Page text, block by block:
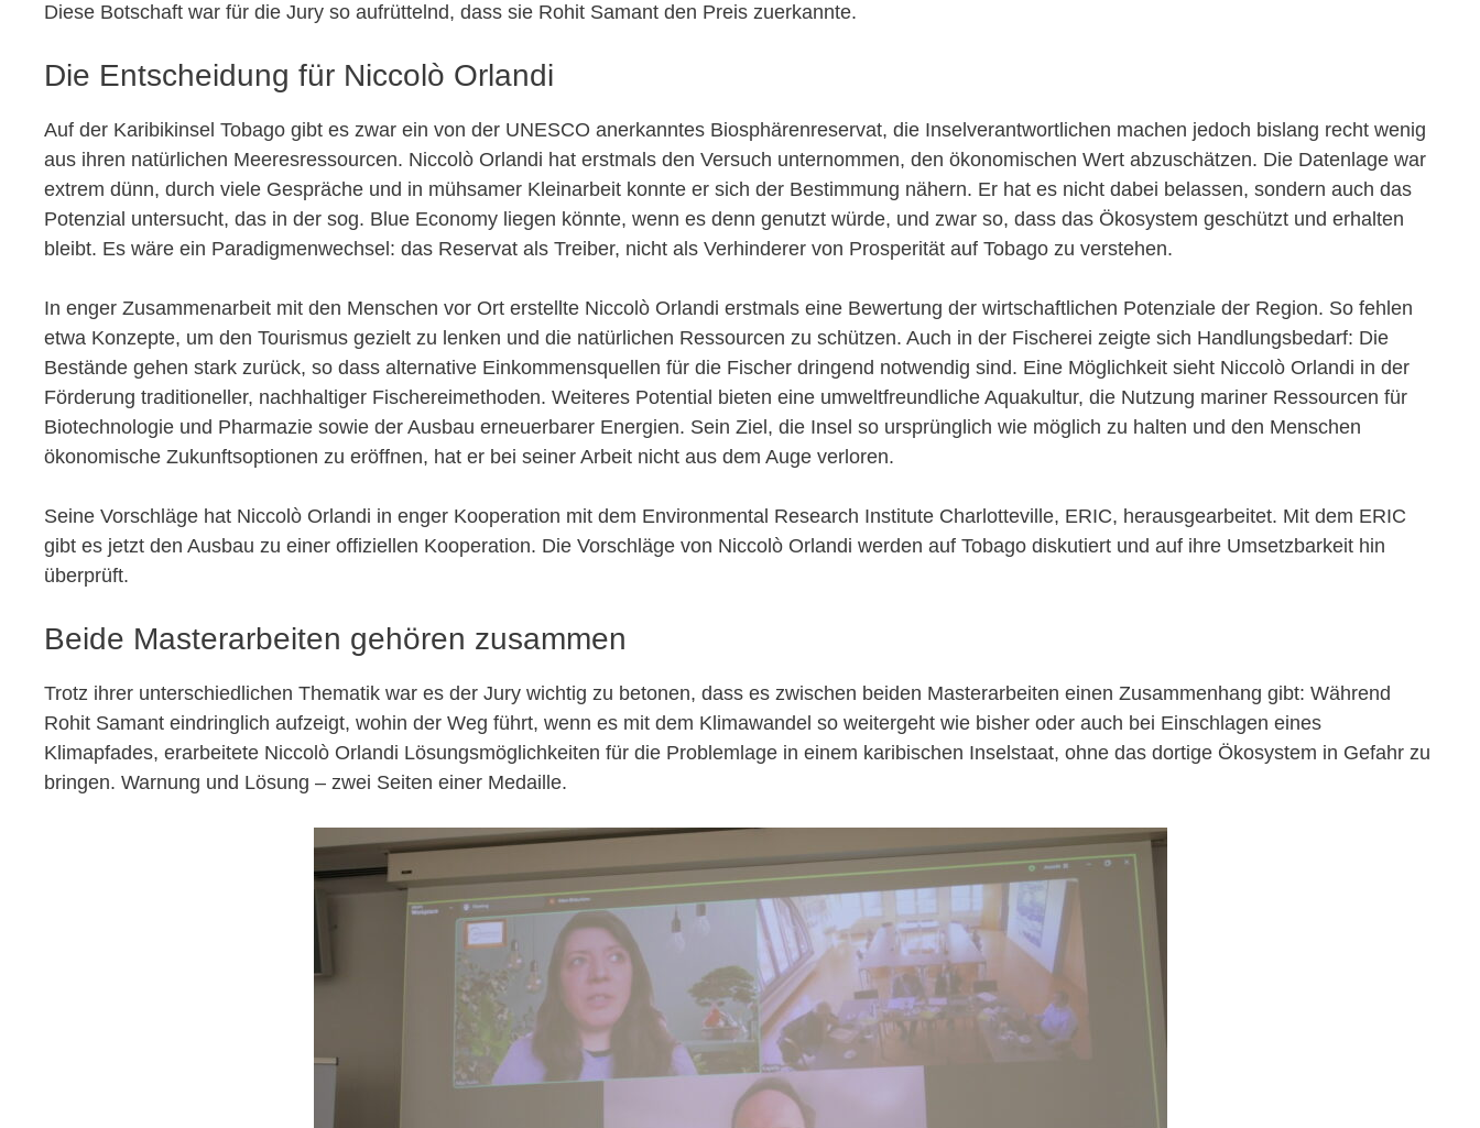
Diese Botschaft war für die Jury so aufrüttelnd, dass sie Rohit Samant den Preis zuerkannte.
Die Entscheidung für Niccolò Orlandi
Auf der Karibikinsel Tobago gibt es zwar ein von der UNESCO anerkanntes Biosphärenreservat, die Inselverantwortlichen machen jedoch bislang recht wenig
aus ihren natürlichen Meeresressourcen. Niccolò Orlandi hat erstmals den Versuch unternommen, den ökonomischen Wert abzuschätzen. Die Datenlage war
extrem dünn, durch viele Gespräche und in mühsamer Kleinarbeit konnte er sich der Bestimmung nähern. Er hat es nicht dabei belassen, sondern auch das
Potenzial untersucht, das in der sog. Blue Economy liegen könnte, wenn es denn genutzt würde, und zwar so, dass das Ökosystem geschützt und erhalten
bleibt. Es wäre ein Paradigmenwechsel: das Reservat als Treiber, nicht als Verhinderer von Prosperität auf Tobago zu verstehen.
In enger Zusammenarbeit mit den Menschen vor Ort erstellte Niccolò Orlandi erstmals eine Bewertung der wirtschaftlichen Potenziale der Region. So fehlen
etwa Konzepte, um den Tourismus gezielt zu lenken und die natürlichen Ressourcen zu schützen. Auch in der Fischerei zeigte sich Handlungsbedarf: Die
Bestände gehen stark zurück, so dass alternative Einkommensquellen für die Fischer dringend notwendig sind. Eine Möglichkeit sieht Niccolò Orlandi in der
Förderung traditioneller, nachhaltiger Fischereimethoden. Weiteres Potential bieten eine umweltfreundliche Aquakultur, die Nutzung mariner Ressourcen für
Biotechnologie und Pharmazie sowie der Ausbau erneuerbarer Energien. Sein Ziel, die Insel so ursprünglich wie möglich zu halten und den Menschen
ökonomische Zukunftsoptionen zu eröffnen, hat er bei seiner Arbeit nicht aus dem Auge verloren.
Seine Vorschläge hat Niccolò Orlandi in enger Kooperation mit dem Environmental Research Institute Charlotteville, ERIC, herausgearbeitet. Mit dem ERIC
gibt es jetzt den Ausbau zu einer offiziellen Kooperation. Die Vorschläge von Niccolò Orlandi werden auf Tobago diskutiert und auf ihre Umsetzbarkeit hin
überprüft.
Beide Masterarbeiten gehören zusammen
Trotz ihrer unterschiedlichen Thematik war es der Jury wichtig zu betonen, dass es zwischen beiden Masterarbeiten einen Zusammenhang gibt: Während
Rohit Samant eindringlich aufzeigt, wohin der Weg führt, wenn es mit dem Klimawandel so weitergeht wie bisher oder auch bei Einschlagen eines
Klimapfades, erarbeitete Niccolò Orlandi Lösungsmöglichkeiten für die Problemlage in einem karibischen Inselstaat, ohne das dortige Ökosystem in Gefahr zu
bringen. Warnung und Lösung – zwei Seiten einer Medaille.